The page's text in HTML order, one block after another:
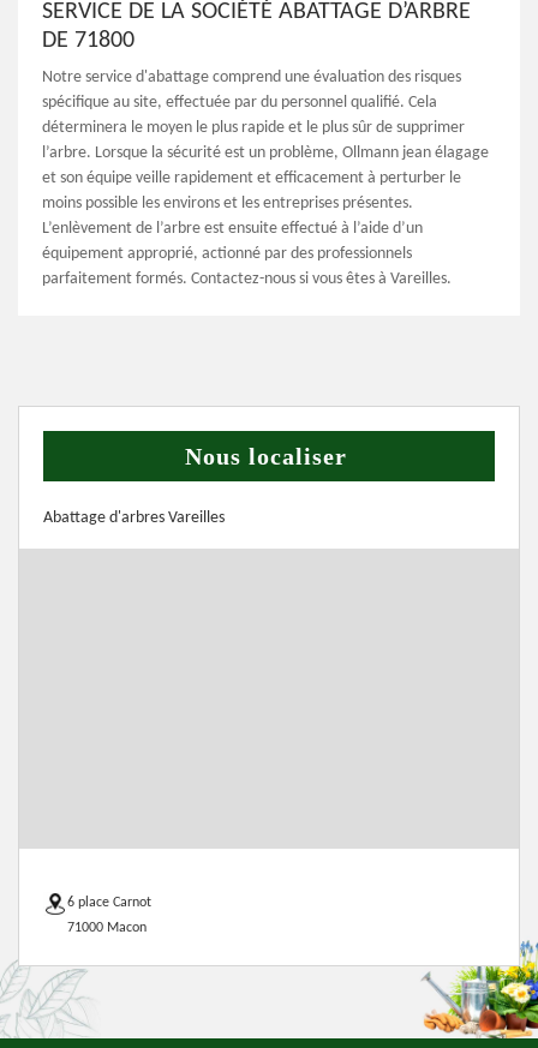
SERVICE DE LA SOCIÉTÉ ABATTAGE D’ARBRE
DE 71800
Notre service d'abattage comprend une évaluation des risques
spécifique au site, effectuée par du personnel qualifié. Cela
déterminera le moyen le plus rapide et le plus sûr de supprimer
l’arbre. Lorsque la sécurité est un problème, Ollmann jean élagage
et son équipe veille rapidement et efficacement à perturber le
moins possible les environs et les entreprises présentes.
L’enlèvement de l’arbre est ensuite effectué à l’aide d’un
équipement approprié, actionné par des professionnels
parfaitement formés. Contactez-nous si vous êtes à Vareilles.
Nous localiser
Abattage d'arbres Vareilles
6 place Carnot
71000 Macon